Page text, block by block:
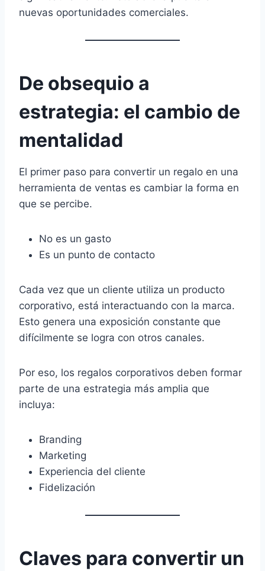
nuevas oportunidades comerciales.
De obsequio a
estrategia: el cambio de
mentalidad
El primer paso para convertir un regalo en una
herramienta de ventas es cambiar la forma en
que se percibe.
No es un gasto
Es un punto de contacto
Cada vez que un cliente utiliza un producto
corporativo, está interactuando con la marca.
Esto genera una exposición constante que
difícilmente se logra con otros canales.
Por eso, los regalos corporativos deben formar
parte de una estrategia más amplia que
incluya:
Branding
Marketing
Experiencia del cliente
Fidelización
Claves para convertir un